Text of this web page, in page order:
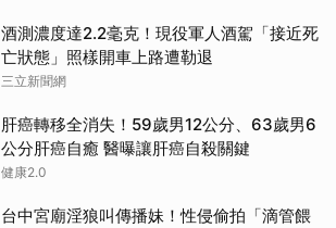
酒測濃度達2.2毫克！現役軍人酒駕「接近死
亡狀態」照樣開車上路遭勒退
三立新聞網
肝癌轉移全消失！59歲男12公分、63歲男6
公分肝癌自癒 醫曝讓肝癌自殺關鍵
健康2.0
台中宮廟淫狼叫傳播妹！性侵偷拍「滴管餵